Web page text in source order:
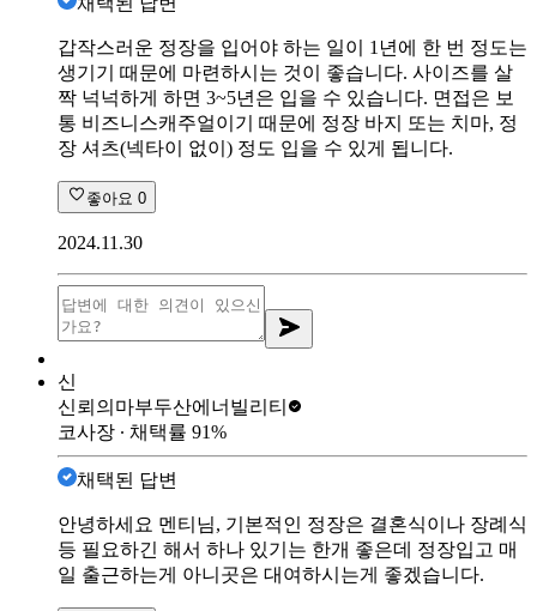
갑작스러운 정장을 입어야 하는 일이 1년에 한 번 정도는
생기기 때문에 마련하시는 것이 좋습니다. 사이즈를 살
짝 넉넉하게 하면 3~5년은 입을 수 있습니다. 면접은 보
통 비즈니스캐주얼이기 때문에 정장 바지 또는 치마, 정
장 셔츠(넥타이 없이) 정도 입을 수 있게 됩니다.
좋아요 0
2024.11.30
신
신뢰의마부두산에너빌리티
코사장 ∙ 채택률 91%
채택된 답변
안녕하세요 멘티님, 기본적인 정장은 결혼식이나 장례식
등 필요하긴 해서 하나 있기는 한개 좋은데 정장입고 매
일 출근하는게 아니곳은 대여하시는게 좋겠습니다.